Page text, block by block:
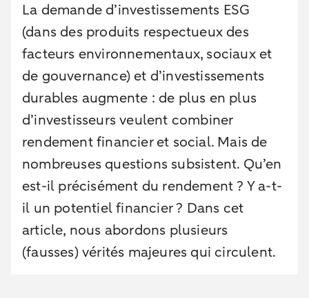
La demande d’investissements ESG
(dans des produits respectueux des
facteurs environnementaux, sociaux et
de gouvernance) et d’investissements
durables augmente : de plus en plus
d’investisseurs veulent combiner
rendement financier et social. Mais de
nombreuses questions subsistent. Qu’en
est-il précisément du rendement ? Y a-t-
il un potentiel financier ? Dans cet
article, nous abordons plusieurs
(fausses) vérités majeures qui circulent.